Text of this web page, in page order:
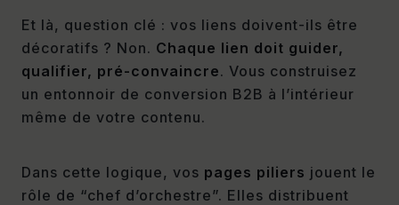
Et là, question clé : vos liens doivent-ils être
décoratifs ? Non. Chaque lien doit guider,
qualifier, pré-convaincre. Vous construisez
un entonnoir de conversion B2B à l’intérieur
même de votre contenu.
Dans cette logique, vos pages piliers jouent le
rôle de “chef d’orchestre”. Elles distribuent